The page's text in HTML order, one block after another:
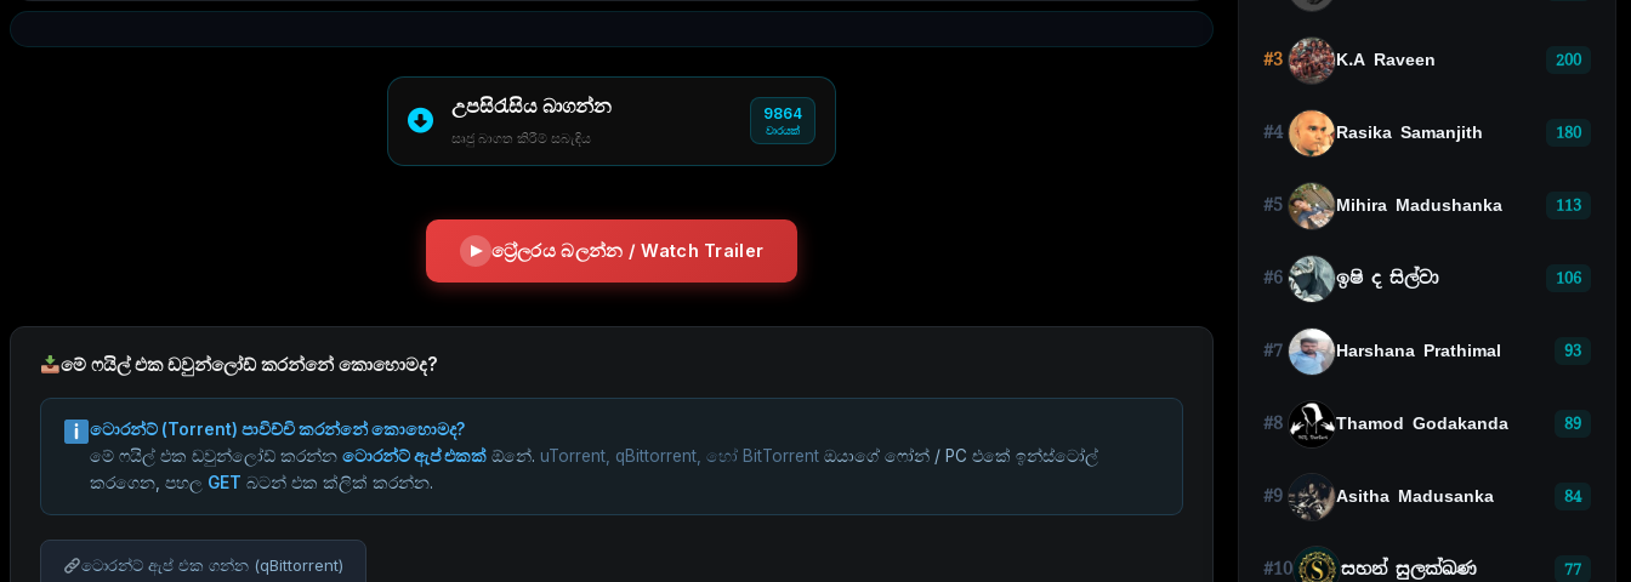
උපසිරැසිය බාගන්න
සෘජු බාගත කිරීම් සබැඳිය
9864
වාරයක්
ට්‍රේලරය බලන්න / Watch Trailer
මේ ෆයිල් එක ඩවුන්ලෝඩ් කරන්නේ කොහොමද?
ටොරන්ට් (Torrent) පාවිච්චි කරන්නේ කොහොමද?
මේ ෆයිල් එක ඩවුන්ලෝඩ් කරන්නටොරන්ට් ඇප් එකක් ඕනේ. uTorrent, qBittorrent, හෝ BitTorrent ඔයාගේ ෆෝන් / PC එකේ ඉන්ස්ටෝල්
කරගෙන, පහල GET බටන් එක ක්ලික් කරන්න.
ටොරන්ට් ඇප් එක ගන්න (qBittorrent)
#3 K.A Raveen 200
#4 Rasika Samanjith 180
#5 Mihira Madushanka 113
#6 ඉෂි ද සිල්වා 106
#7 Harshana Prathimal 93
#8 Thamod Godakanda 89
#9 Asitha Madusanka 84
#10 සහන් සුලක්ඛණ 77